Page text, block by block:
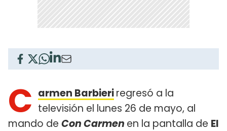
C armen Barbieriregresó a la
televisión el lunes 26 de mayo, al
mando de Con Carmen en la pantalla de El